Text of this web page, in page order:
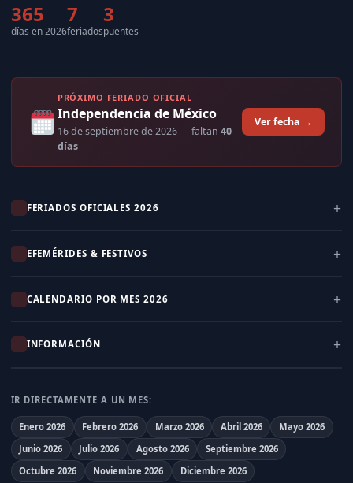
365
días en 2026
7
feriados
3
puentes
PRÓXIMO FERIADO OFICIAL
Independencia de México
16 de septiembre de 2026— faltan 40
días
Ver fecha →
FERIADOS OFICIALES 2026
EFEMÉRIDES & FESTIVOS
CALENDARIO POR MES 2026
INFORMACIÓN
IR DIRECTAMENTE A UN MES:
Enero 2026 Febrero 2026 Marzo 2026 Abril 2026
Mayo 2026
Junio 2026
Julio 2026 Agosto 2026
Septiembre 2026
Octubre 2026
Noviembre 2026 Diciembre 2026